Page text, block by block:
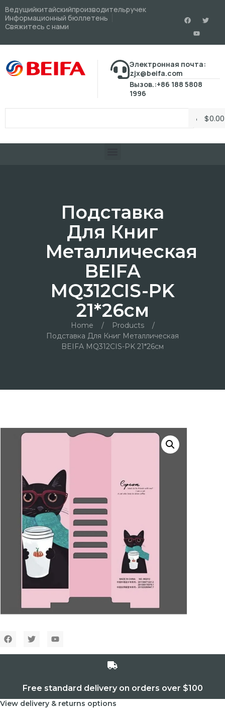
Ведущийкитайскийпроизводительручек
Информационный бюллетень
Свяжитесь с нами
Электронная почта:
zjx@beifa.com
Вызов.:+86 188 5808
1996
$0.00
Подставка
Для Книг
Металлическая
BEIFA
MQ312CIS-PK
21*26см
Home / Products
/
Подставка Для Книг Металлическая
BEIFA MQ312CIS-PK 21*26см
Free standard delivery on orders over $100
View delivery & returns options